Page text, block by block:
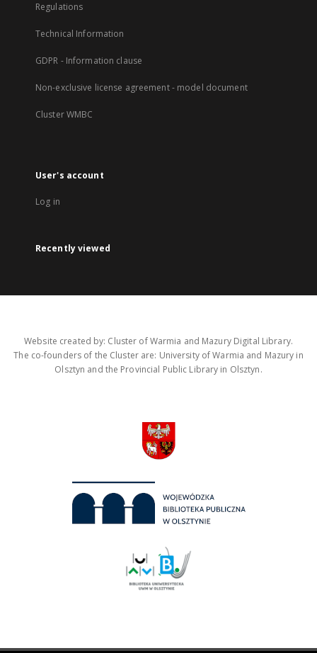
Regulations
Technical Information
GDPR - Information clause
Non-exclusive license agreement - model document
Cluster WMBC
User's account
Log in
Recently viewed
Website created by: Cluster of Warmia and Mazury Digital Library.
The co-founders of the Cluster are: University of Warmia and Mazury in
Olsztyn and the Provincial Public Library in Olsztyn.